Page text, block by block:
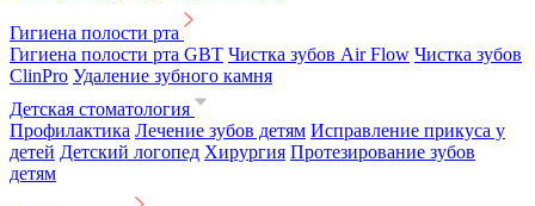
Гигиена полости рта
Гигиена полости рта GBT Чистка зубов Air Flow Чистка зубов
ClinPro Удаление зубного камня
Детская стоматология
Профилактика Лечение зубов детям Исправление прикуса у
детей Детский логопед Хирургия Протезирование зубов
детям